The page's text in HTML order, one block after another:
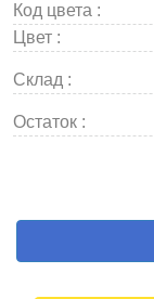
Код цвета :
Цвет :
Склад :
Остаток :